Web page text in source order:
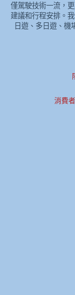
僅駕駛技術一流，
建議和行程安排。
日遊、多日遊、機
消費